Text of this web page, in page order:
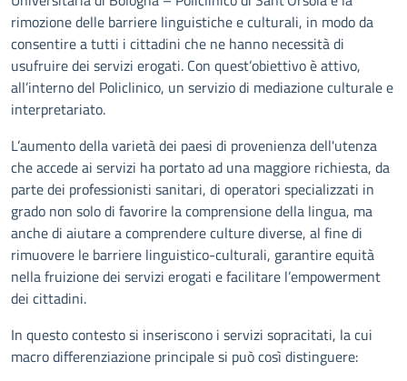
rimozione delle barriere linguistiche e culturali, in modo da
consentire a tutti i cittadini che ne hanno necessità di
usufruire dei servizi erogati. Con quest’obiettivo è attivo,
all’interno del Policlinico, un servizio di mediazione culturale e
interpretariato.
L’aumento della varietà dei paesi di provenienza dell'utenza
che accede ai servizi ha portato ad una maggiore richiesta, da
parte dei professionisti sanitari, di operatori specializzati in
grado non solo di favorire la comprensione della lingua, ma
anche di aiutare a comprendere culture diverse, al fine di
rimuovere le barriere linguistico-culturali, garantire equità
nella fruizione dei servizi erogati e facilitare l’empowerment
dei cittadini.
In questo contesto si inseriscono i servizi sopracitati, la cui
macro differenziazione principale si può così distinguere: